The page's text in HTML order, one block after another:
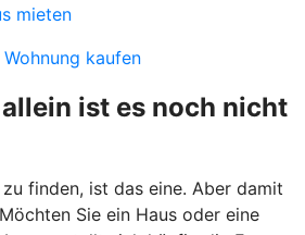
mieten
Wohnung kaufen
ist es noch nicht
finden, ist das eine. Aber damit
Sie ein Haus oder eine